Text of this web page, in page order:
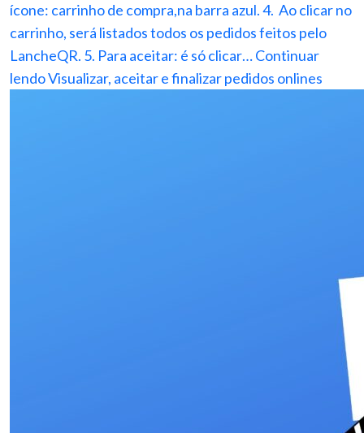
ícone: carrinho de compra,na barra azul. 4. Ao clicar no
carrinho, será listados todos os pedidos feitos pelo
LancheQR. 5. Para aceitar: é só clicar…Continuar
lendoVisualizar, aceitar e finalizar pedidos onlines